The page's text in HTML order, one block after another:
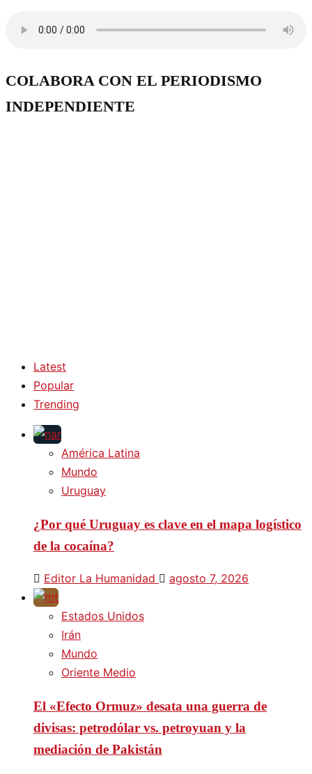
COLABORA CON EL PERIODISMO
INDEPENDIENTE
Latest
Popular
Trending
América Latina
Mundo
Uruguay
¿Por qué Uruguay es clave en el mapa logístico
de la cocaína?
Editor La Humanidad agosto 7, 2026
Estados Unidos
Irán
Mundo
Oriente Medio
El «Efecto Ormuz» desata una guerra de
divisas: petrodólar vs. petroyuan y la
mediación de Pakistán